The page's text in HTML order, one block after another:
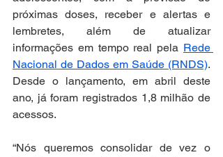
próximas doses, receber e alertas e
lembretes, além de atualizar
informações em tempo real pela Rede
Nacional de Dados em Saúde (RNDS).
Desde o lançamento, em abril deste
ano, já foram registrados 1,8 milhão de
acessos.
“Nós queremos consolidar de vez o